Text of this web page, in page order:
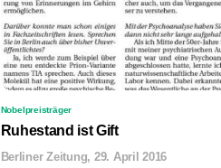
Nobelpreisträger
Ruhestand ist Gift
Berliner Zeitung, 29. April 2016